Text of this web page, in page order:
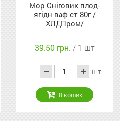
Мор Сніговик плод-
ягідн ваф ст 80г /
ХЛДПром/
39.50 грн. / 1 шт
шт
В кошик